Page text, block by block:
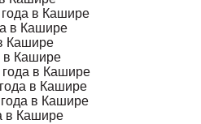
в Кашире
в Кашире
Кашире
в Кашире
в Кашире
в Кашире
в Кашире
в Кашире